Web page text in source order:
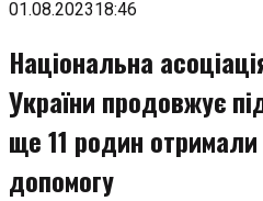
до
01.08.202318:46
Національна
України продовжує
ще 11 родин
допомогу